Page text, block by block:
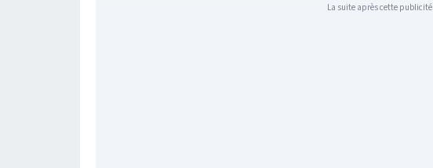
La suite après cette publicité